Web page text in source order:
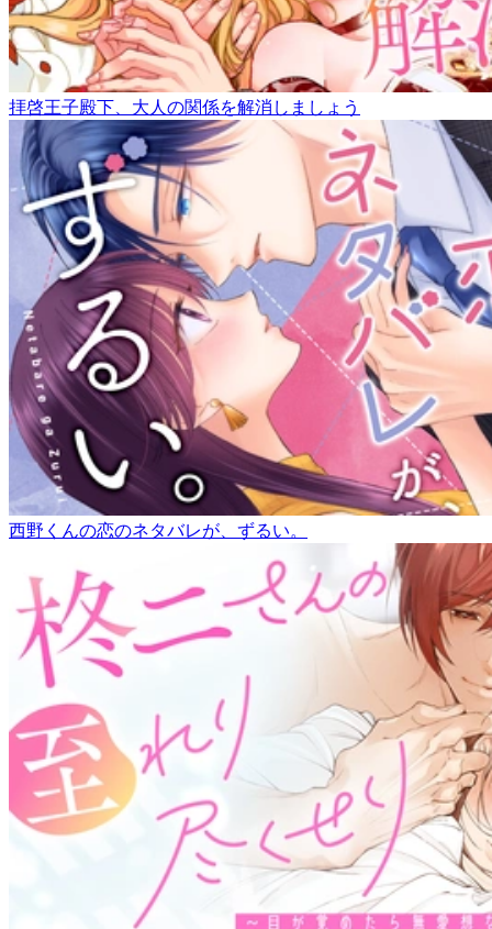
拝啓王子殿下、大人の関係を解消しましょう
西野くんの恋のネタバレが、ずるい。